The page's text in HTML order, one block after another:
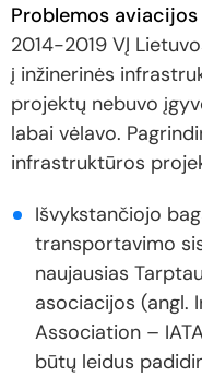
Problemos
2014-2019 VĮ
į inžinerinės
projektų nebuvo
labai vėlavo.
infrastruktūros
Išvykstančiojo
transportavimo
naujausias
asociacijos (angl.
Association –
būtų leidus